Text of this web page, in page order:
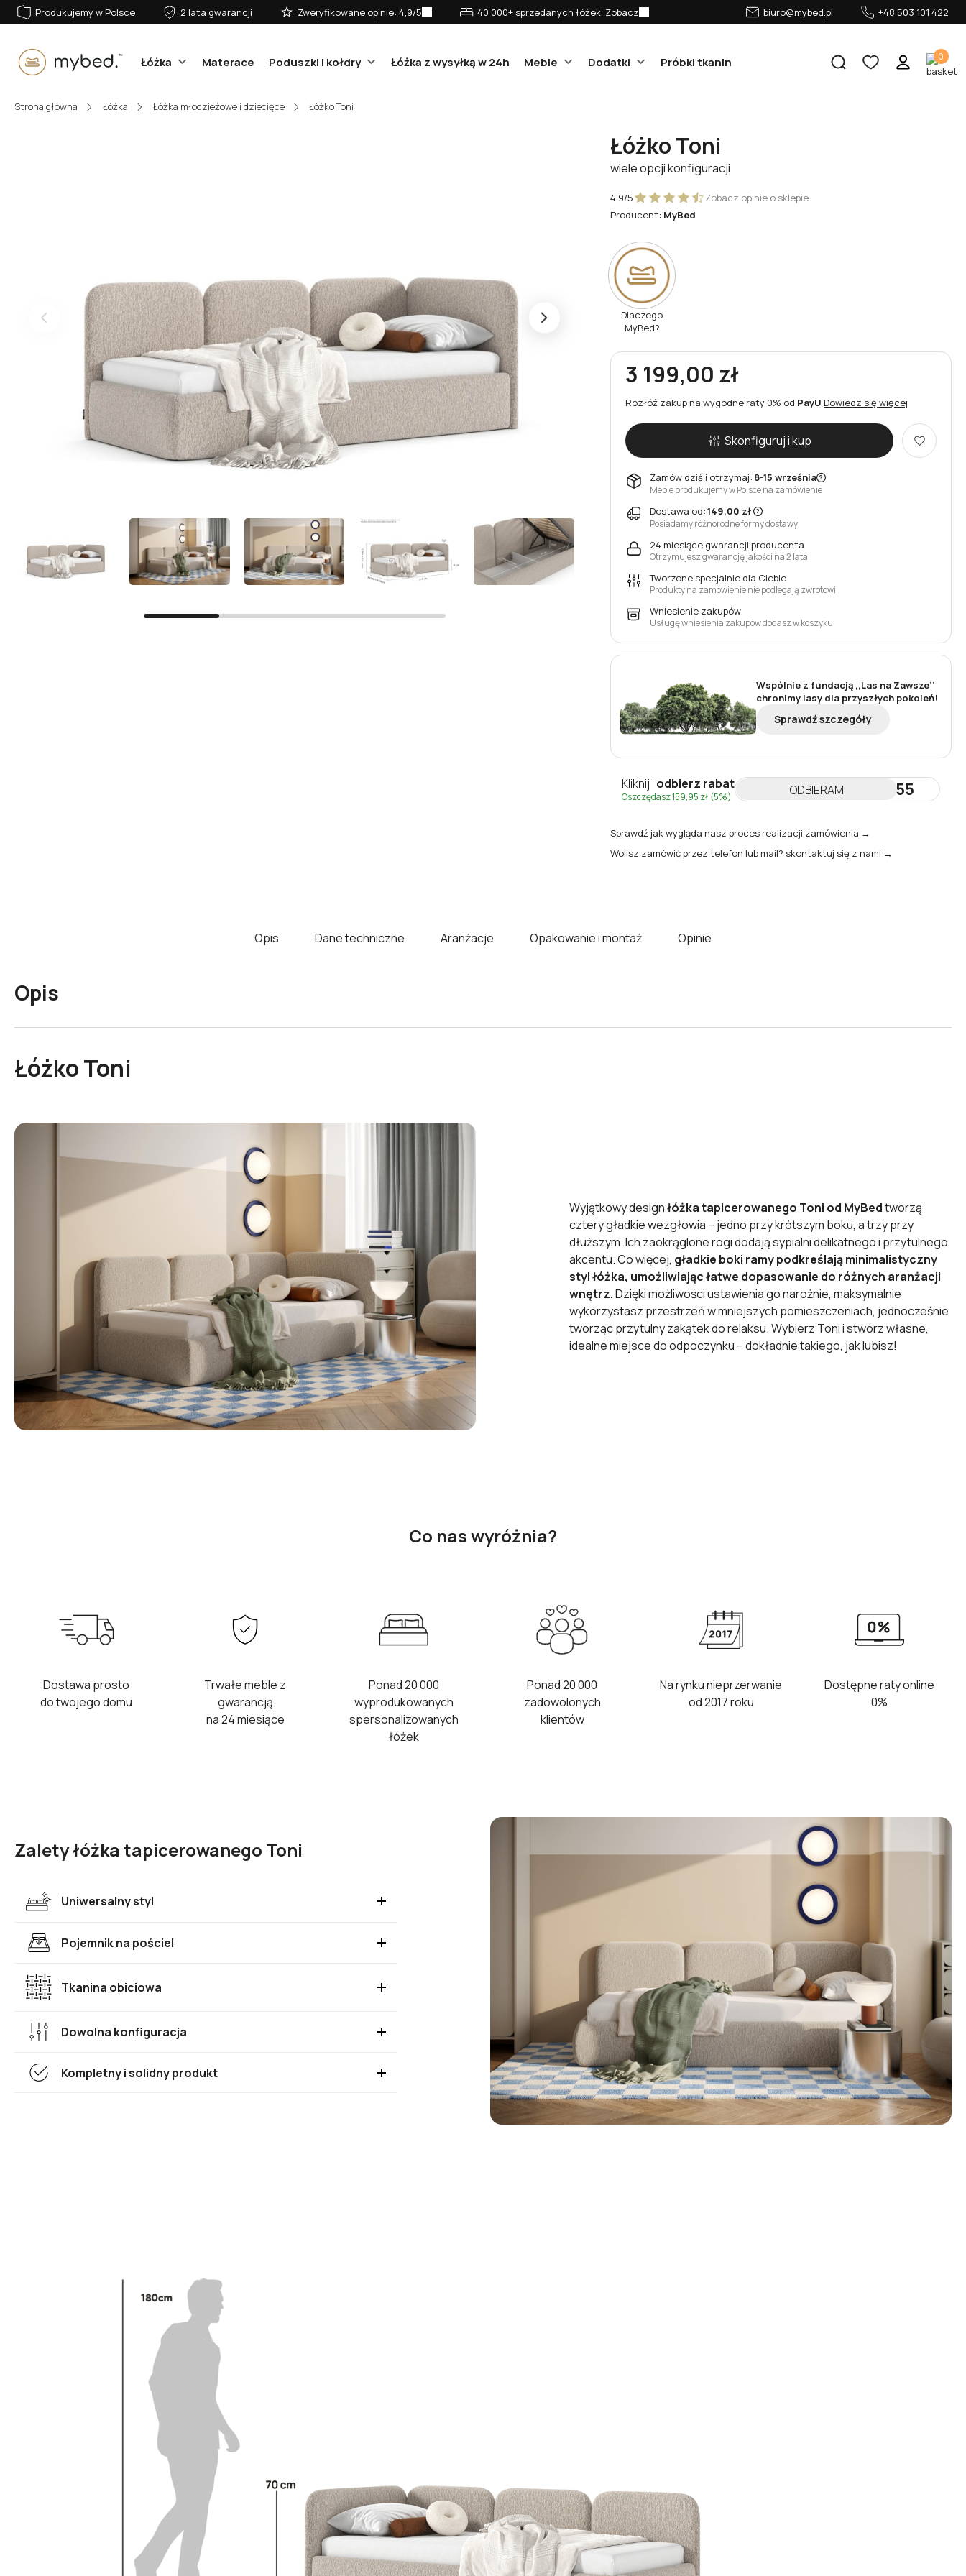
Produkujemy w Polsce 2 lata gwarancji Zweryfikowane opinie: 4,9/5 40 000+ sprzedanych łóżek. Zobacz biuro@mybed.pl +48 503 101 422
Łóżka Materace Poduszki i kołdry Łóżka z wysyłką w 24h Meble Dodatki Próbki tkanin 0
Strona główna Łóżka Łóżka młodzieżowe i dziecięce Łóżko Toni
E-mail:
lub zaloguj się przez:
Facebook Google
Nie masz jeszcze konta?
Zarejestruj się
Łóżko Toni
wiele opcji konfiguracji
4.9/5
Zobacz opinie o sklepie
Producent: MyBed
Dlaczego
MyBed?
3 199,00 zł
Rozłóż zakup na wygodne raty 0% od PayU Dowiedz się więcej
Skonfiguruj i kup
Zamów dziś i otrzymaj: 8-15 września
Meble produkujemy w Polsce na zamówienie
Dostawa od:149,00 zł
Posiadamy różnorodne formy dostawy
24 miesiące gwarancji producenta
Otrzymujesz gwarancję jakości na 2 lata
Tworzone specjalnie dla Ciebie
Produkty na zamówienie nie podlegają zwrotowi
Wniesienie zakupów
Usługę wniesienia zakupów dodasz w koszyku
Wspólnie z fundacją ,,Las na Zawsze’’
chronimy lasy dla przyszłych pokoleń!
Sprawdź szczegóły
Kliknij i odbierz rabat
Oszczędasz159,95 zł (5%) ODBIERAM
NEWSLETTER55
Sprawdź jak wygląda nasz proces realizacji zamówienia →
Wolisz zamówić przez telefon lub mail? skontaktuj się z nami →
Opis Dane techniczne Aranżacje Opakowanie i montaż Opinie
Opis
Łóżko Toni
Wyjątkowy designłóżka tapicerowanego Toni od MyBedtworzą
cztery gładkie wezgłowia – jedno przy krótszym boku, a trzy przy
dłuższym. Ich zaokrąglone rogi dodają sypialni delikatnego i przytulnego
akcentu. Co więcej, gładkie boki ramy podkreślają minimalistyczny
styl łóżka, umożliwiając łatwe dopasowanie do różnych aranżacji
wnętrz.Dzięki możliwości ustawienia go narożnie, maksymalnie
wykorzystasz przestrzeń w mniejszych pomieszczeniach, jednocześnie
tworząc przytulny zakątek do relaksu. Wybierz Toni i stwórz własne,
idealne miejsce do odpoczynku – dokładnie takiego, jak lubisz!
Co nas wyróżnia?
Dostawa prosto
do twojego domu
Trwałe meble z
gwarancją
na 24 miesiące
Ponad 20 000
wyprodukowanych
spersonalizowanych
łóżek
Ponad 20 000
zadowolonych
klientów
Na rynku nieprzerwanie
od 2017 roku
Dostępne raty online
0%
Zalety łóżka tapicerowanego Toni
Uniwersalny styl
Pojemnik na pościel
Tkanina obiciowa
Dowolna konfiguracja
Kompletny i solidny produkt